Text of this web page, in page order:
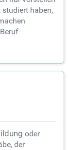
haben,
oder
der